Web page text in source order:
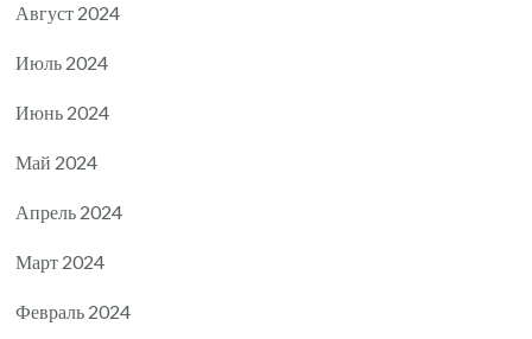
Август 2024
Июль 2024
Июнь 2024
Май 2024
Апрель 2024
Март 2024
Февраль 2024